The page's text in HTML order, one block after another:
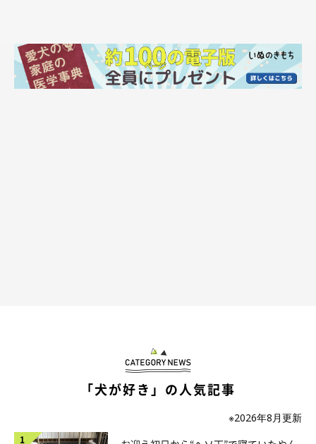
「犬が好き」の人気記事
※2026年8月更新